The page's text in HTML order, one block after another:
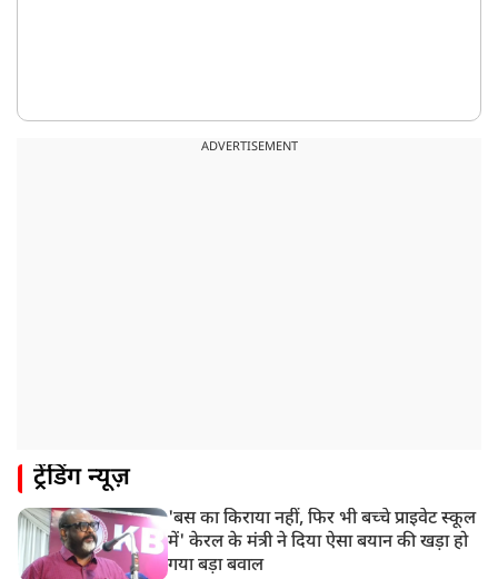
ADVERTISEMENT
ट्रेंडिंग न्यूज़
'बस का किराया नहीं, फिर भी बच्चे प्राइवेट स्कूल
में' केरल के मंत्री ने दिया ऐसा बयान की खड़ा हो
गया बड़ा बवाल